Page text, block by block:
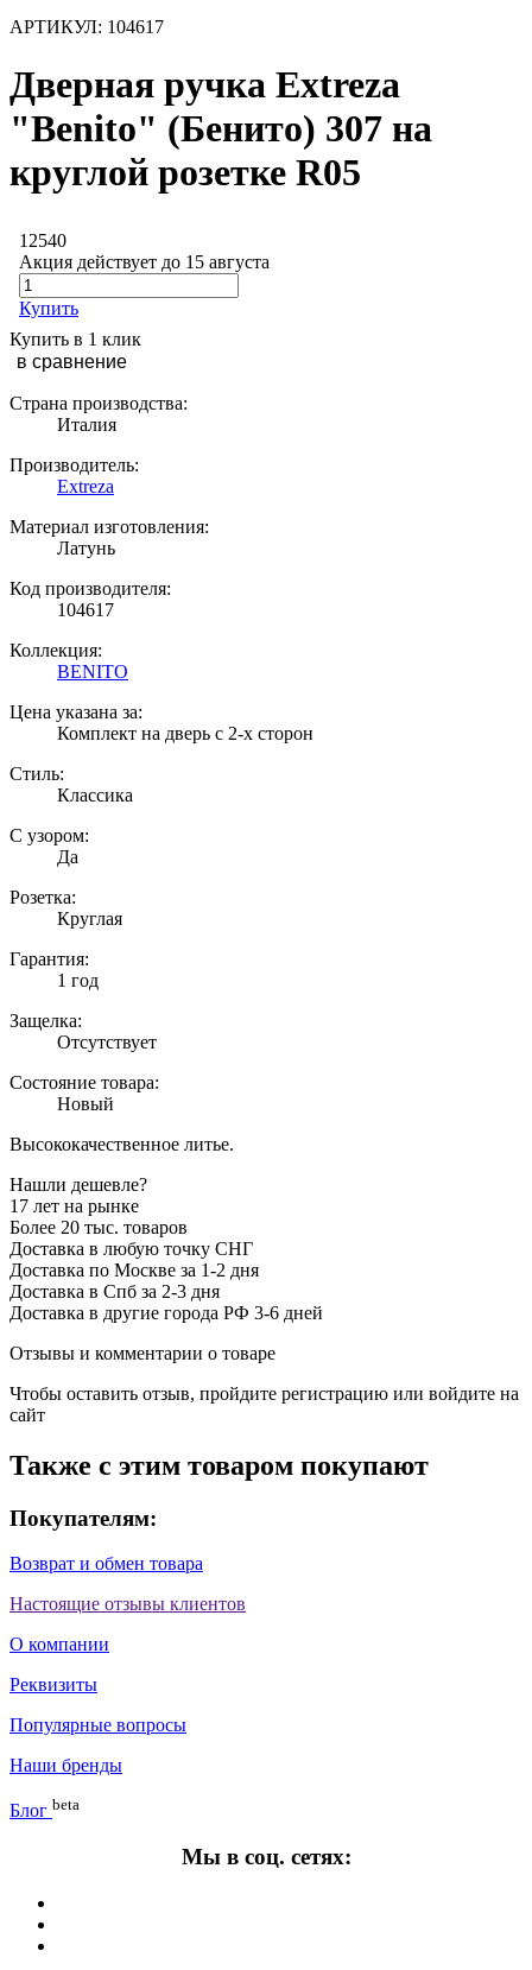
АРТИКУЛ: 104617
Дверная ручка Extreza
"Benito" (Бенито) 307 на
круглой розетке R05
12540
Акция действует до 15 августа
Купить
Купить в 1 клик
в сравнение
Страна производства:
Италия
Производитель:
Extreza
Материал изготовления:
Латунь
Код производителя:
104617
Коллекция:
BENITO
Цена указана за:
Комплект на дверь с 2-х сторон
Стиль:
Классика
С узором:
Да
Розетка:
Круглая
Гарантия:
1 год
Защелка:
Отсутствует
Состояние товара:
Новый
Высококачественное литье.
Нашли дешевле?
17 лет на рынке
Более 20 тыс. товаров
Доставка в любую точку СНГ
Доставка по Москве за 1-2 дня
Доставка в Спб за 2-3 дня
Доставка в другие города РФ 3-6 дней
Отзывы и комментарии о товаре
Чтобы оставить отзыв, пройдите регистрацию или войдите на
сайт
Также с этим товаром покупают
Покупателям:
Возврат и обмен товара
Настоящие отзывы клиентов
О компании
Реквизиты
Популярные вопросы
Наши бренды
Блог beta
Мы в соц. сетях: